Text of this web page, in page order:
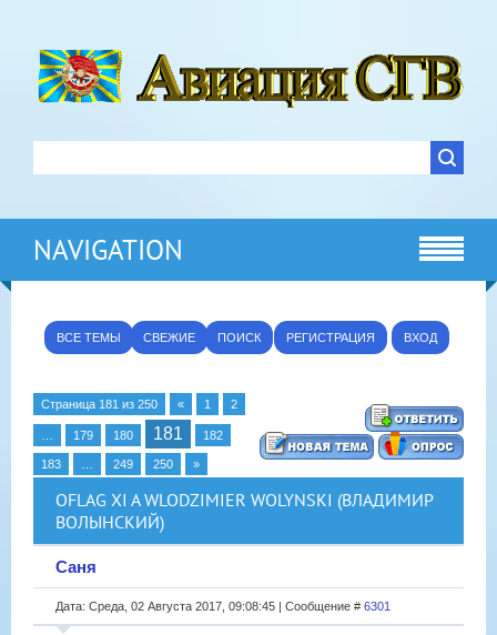
NAVIGATION
ВСЕ ТЕМЫ СВЕЖИЕ ПОИСК РЕГИСТРАЦИЯ ВХОД
Страница 181 из 250 « 1 2
179 180 181 182
183 249 250 »
OFLAG XI A WLODZIMIER WOLYNSKI (ВЛАДИМИР
ВОЛЫНСКИЙ)
Саня
Дата: Среда, 02 Августа 2017, 09:08:45 | Сообщение # 6301